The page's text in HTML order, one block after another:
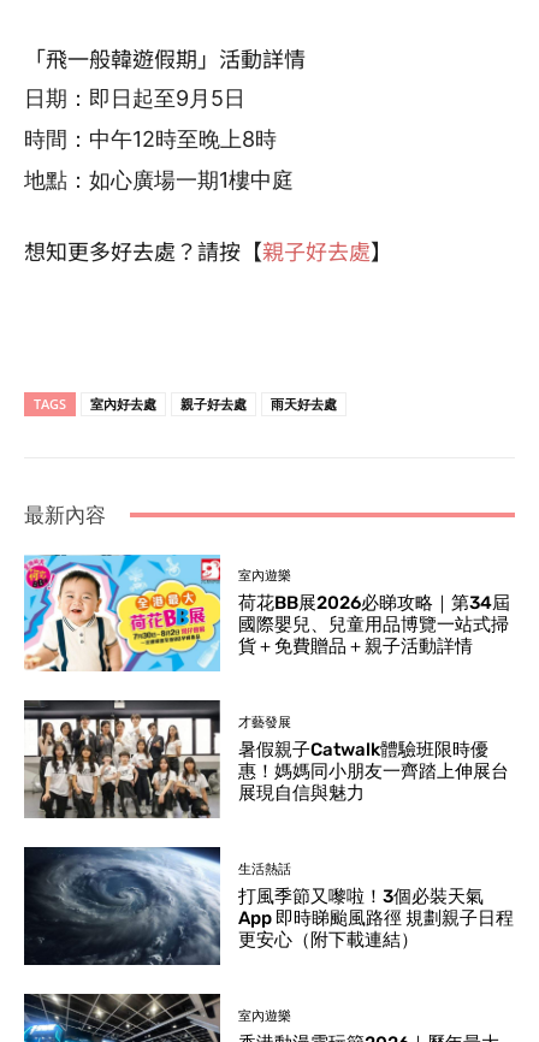
「飛一般韓遊假期」活動詳情
日期：即日起至9月5日
時間： 中午12時至晚上8時
地點：如心廣場一期1樓中庭
想知更多好去處？請按【親子好去處】
TAGS 室內好去處 親子好去處 雨天好去處
最新內容
室內遊樂
荷花BB展2026必睇攻略｜第34屆
國際嬰兒、兒童用品博覽一站式掃
貨＋免費贈品＋親子活動詳情
才藝發展
暑假親子Catwalk體驗班限時優
惠！媽媽同小朋友一齊踏上伸展台
展現自信與魅力
生活熱話
打風季節又嚟啦！3個必裝天氣
App 即時睇颱風路徑 規劃親子日程
更安心（附下載連結）
室內遊樂